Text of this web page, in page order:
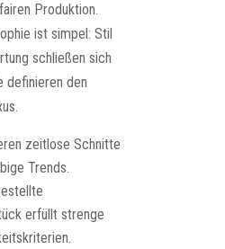
Produktion.
ist simpel: Stil
schließen sich
definieren den
zeitlose Schnitte
Trends.
erfüllt strenge